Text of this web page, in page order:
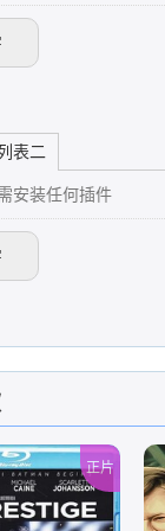
表二
安装任何插件
正片